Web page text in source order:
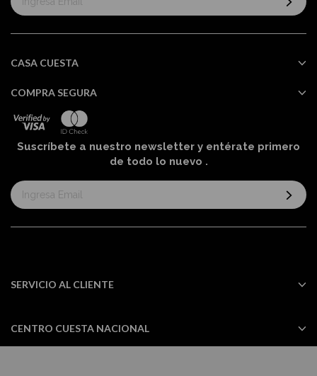
al
informativo:
CASA CUESTA
COMPRA SEGURA
Suscríbete a nuestro newsletter y entérate primero
de todo lo nuevo .
Suscríbase
al
informativo:
SERVICIO AL CLIENTE
CENTRO CUESTA NACIONAL